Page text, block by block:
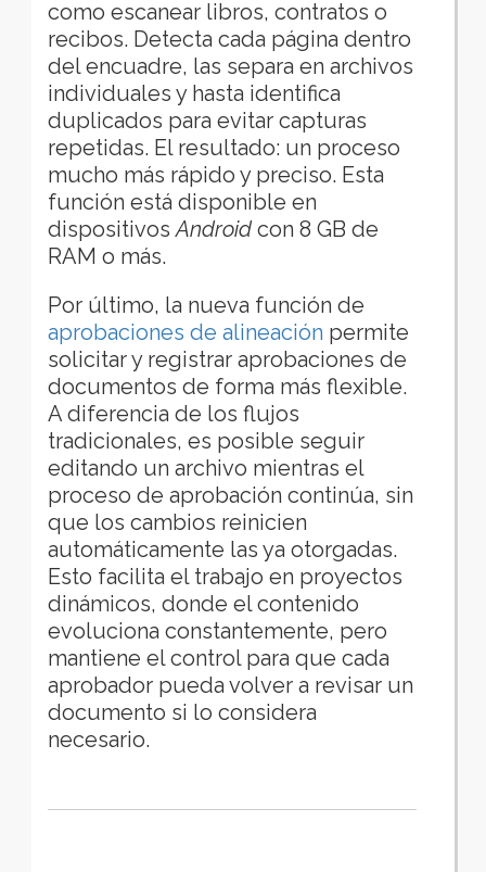
como escanear libros, contratos o
recibos. Detecta cada página dentro
del encuadre, las separa en archivos
individuales y hasta identifica
duplicados para evitar capturas
repetidas. El resultado: un proceso
mucho más rápido y preciso. Esta
función está disponible en
dispositivosAndroidcon 8 GB de
RAM o más.
Por último, la nueva función de
aprobaciones de alineación permite
solicitar y registrar aprobaciones de
documentos de forma más flexible.
A diferencia de los flujos
tradicionales, es posible seguir
editando un archivo mientras el
proceso de aprobación continúa, sin
que los cambios reinicien
automáticamente las ya otorgadas.
Esto facilita el trabajo en proyectos
dinámicos, donde el contenido
evoluciona constantemente, pero
mantiene el control para que cada
aprobador pueda volver a revisar un
documento si lo considera
necesario.